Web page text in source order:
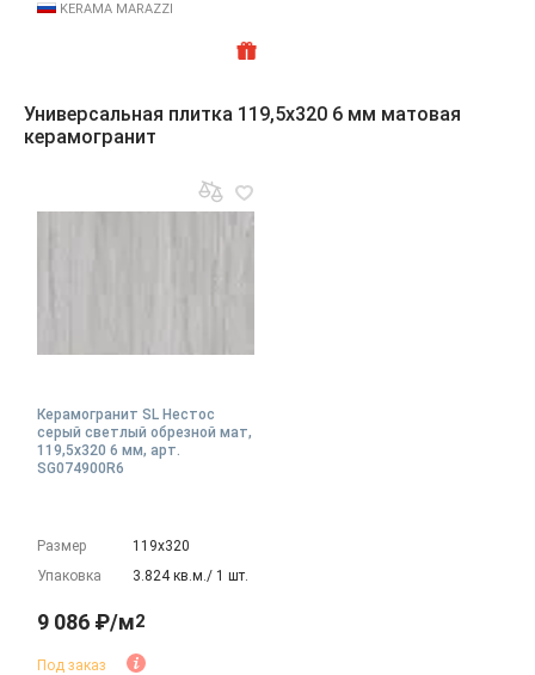
KERAMA MARAZZI
Универсальная плитка 119,5x320 6 мм матовая
керамогранит
Керамогранит SL Нестос
серый светлый обрезной мат,
119,5x320 6 мм, арт.
SG074900R6
Размер
119х320
Упаковка
3.824 кв.м./ 1 шт.
9 086 ₽/м2
Под заказ